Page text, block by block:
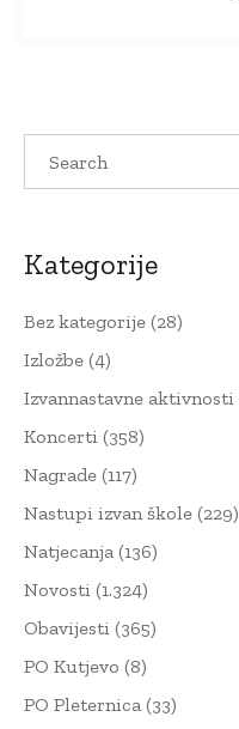
Kategorije
Bez kategorije (28)
Izložbe (4)
Izvannastavne aktivnosti
Koncerti (358)
Nagrade (117)
Nastupi izvan škole (229)
Natjecanja (136)
Novosti (1.324)
Obavijesti (365)
PO Kutjevo (8)
PO Pleternica (33)